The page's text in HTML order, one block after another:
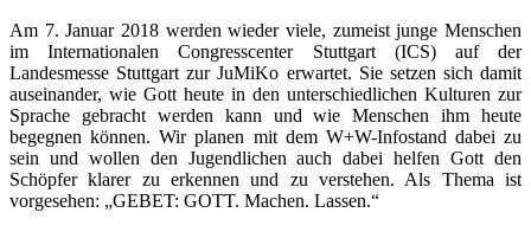
Am 7. Januar 2018 werden wieder viele, zumeist junge Menschen
im Internationalen Congresscenter Stuttgart (ICS) auf der
Landesmesse Stuttgart zur JuMiKo erwartet. Sie setzen sich damit
auseinander, wie Gott heute in den unterschiedlichen Kulturen zur
Sprache gebracht werden kann und wie Menschen ihm heute
begegnen können. Wir planen mit dem W+W-Infostand dabei zu
sein und wollen den Jugendlichen auch dabei helfen Gott den
Schöpfer klarer zu erkennen und zu verstehen. Als Thema ist
vorgesehen: „GEBET: GOTT. Machen. Lassen.“